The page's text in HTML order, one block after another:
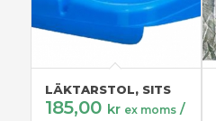
LÄKTARSTOL, SITS
185,00 kr ex moms /